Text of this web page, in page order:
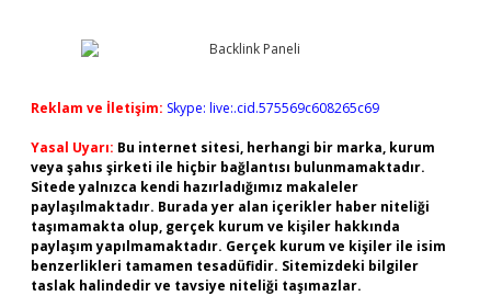
Reklam ve İletişim: Skype: live:.cid.575569c608265c69
Yasal Uyarı: Bu internet sitesi, herhangi bir marka, kurum
veya şahıs şirketi ile hiçbir bağlantısı bulunmamaktadır.
Sitede yalnızca kendi hazırladığımız makaleler
paylaşılmaktadır. Burada yer alan içerikler haber niteliği
taşımamakta olup, gerçek kurum ve kişiler hakkında
paylaşım yapılmamaktadır. Gerçek kurum ve kişiler ile isim
benzerlikleri tamamen tesadüfidir. Sitemizdeki bilgiler
taslak halindedir ve tavsiye niteliği taşımazlar.